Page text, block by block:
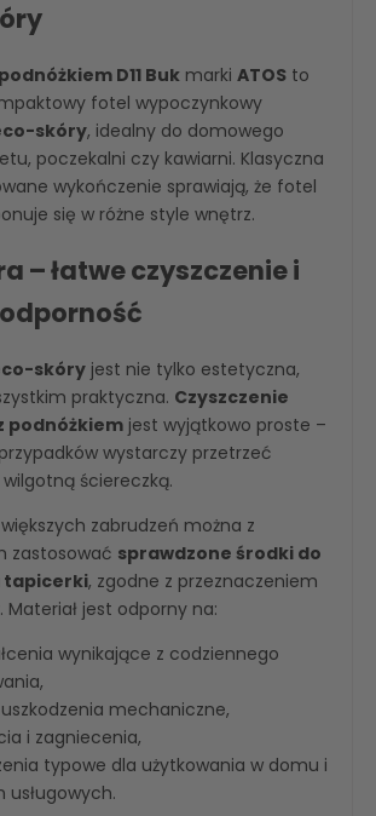
D11 Buk marki ATOS to
fotel wypoczynkowy
skóry, idealny do domowego
poczekalni czy kawiarni. Klasyczna
wykończenie sprawiają, że fotel
się w różne style wnętrz.
– łatwe czyszczenie i
skóry jest nie tylko estetyczna,
praktyczna. Czyszczenie
podnóżkiem jest wyjątkowo proste –
wystarczy przetrzeć
ściereczką.
zabrudzeń można z
zastosować sprawdzone środki do
tapicerki, zgodne z przeznaczeniem
jest odporny na:
wynikające z codziennego
mechaniczne,
i zagniecenia,
typowe dla użytkowania w domu i
usługowych.